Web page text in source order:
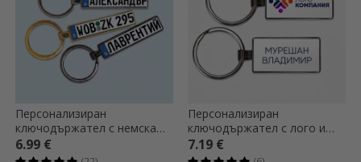
Персонализиран
ключодържател с немска
автомобилна
регистрационна табела
6.99 €
Персонализиран
ключодържател с лого и
име
7.19 €